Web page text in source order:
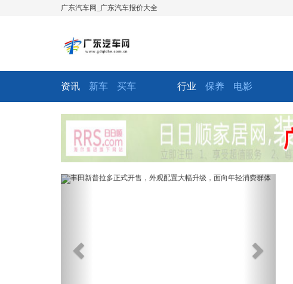
广东汽车网_广东汽车报价大全
资讯 新车 买车 行业 保养 电影
Previous Next